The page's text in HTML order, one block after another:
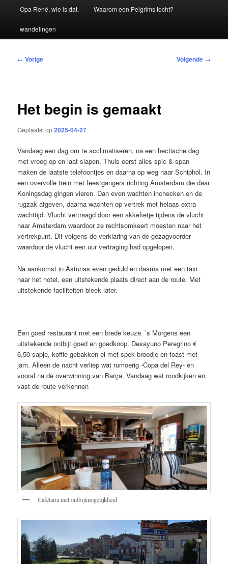
Opa René, wie is dat. Waarom een Pelgrims tocht?
wandelingen
Bericht
← Vorige Volgende →
Het begin is gemaakt
Geplaatst op2025-04-27
Vandaag een dag om te acclimatiseren, na een hectische dag
met vroeg op en laat slapen. Thuis eerst alles spic & span
maken de laatste telefoontjes en daarna op weg naar Schiphol. In
een overvolle trein met feestgangers richting Amsterdam die daar
Koningsdag gingen vieren. Dan even wachten inchecken en de
rugzak afgeven, daarna wachten op vertrek met helaas extra
wachttijd. Vlucht vertraagd door een akkefietje tijdens de vlucht
naar Amsterdam waardoor ze rechtsomkeert moesten naar het
vertrekpunt. Dit volgens de verklaring van de gezagvoerder
waardoor de vlucht een uur vertraging had opgelopen.
Na aankomst in Asturias even geduld en daarna met een taxi
naar het hotel, een uitstekende plaats direct aan de route. Met
uitstekende faciliteiten bleek later.
Een goed restaurant met een brede keuze. ’s Morgens een
uitstekende ontbijt goed en goedkoop. Desayuno Peregrino €
6,50 sapje, koffie gebakken ei met spek broodje en toast met
jam. Alleen de nacht verliep wat rumoerig -Copa del Rey- en
vooral na de overwinning van Barça. Vandaag wat rondkijken en
vast de route verkennen
Cafetaria met ontbijtmogelijkheid